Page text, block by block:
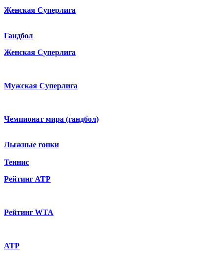
Женская Суперлига
Гандбол
Женская Суперлига
Мужская Суперлига
Чемпионат мира (гандбол)
Лыжные гонки
Теннис
Рейтинг ATP
Рейтинг WTA
ATP